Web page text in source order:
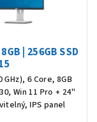
| 256GB SSD
6 Core, 8GB
Win 11 Pro + 24"
IPS panel